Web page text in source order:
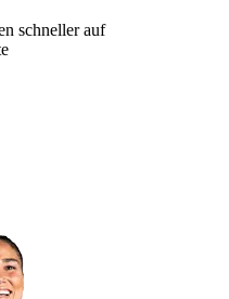
schneller auf